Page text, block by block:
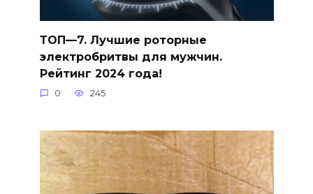
ТОП—7. Лучшие роторные
электробритвы для мужчин.
Рейтинг 2024 года!
0 245